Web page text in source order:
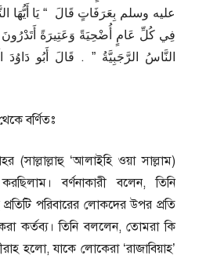
عليه وسلم بِعَرَفَاتٍ قَالَ ‏ “‏ يَا
فِي كُلِّ عَامٍ أُضْحِيَةً وَعَتِيرَةً أَتَدْرُونَ
النَّاسُ الرَّجَبِيَّةُ ‏”‏ ‏.‏ قَالَ أَبُو دَاوُدَ
বর্ণিতঃ
(সাল্লাল্লাহু ‘আলাইহি ওয়া সাল্লাম)
বর্ণনাকারী বলেন, তিনি
পরিবারের লোকদের উপর প্রতি
কর্তব্য। তিনি বললেন, তোমরা কি
হলো, যাকে লোকেরা ‘রাজাবিয়াহ’